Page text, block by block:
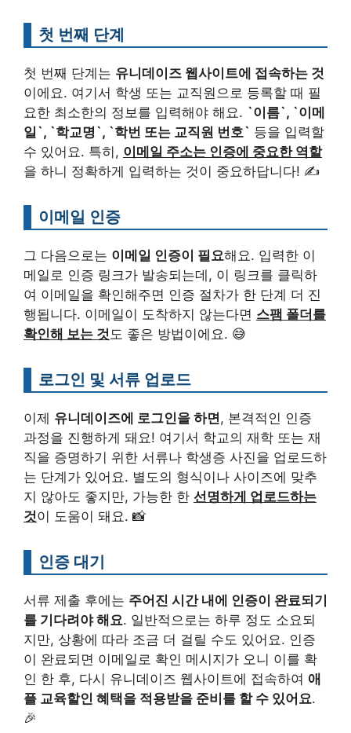
첫 번째 단계
첫 번째 단계는 유니데이즈 웹사이트에 접속하는 것
이에요. 여기서 학생 또는 교직원으로 등록할 때 필
요한 최소한의 정보를 입력해야 해요. `이름`, `이메
일`, `학교명`, `학번 또는 교직원 번호` 등을 입력할
수 있어요. 특히, 이메일 주소는 인증에 중요한 역할
을 하니 정확하게 입력하는 것이 중요하답니다! ✍️
이메일 인증
그 다음으로는 이메일 인증이 필요해요. 입력한 이
메일로 인증 링크가 발송되는데, 이 링크를 클릭하
여 이메일을 확인해주면 인증 절차가 한 단계 더 진
행됩니다. 이메일이 도착하지 않는다면 스팸 폴더를
확인해 보는 것 도 좋은 방법이에요. 😅
로그인 및 서류 업로드
이제 유니데이즈에 로그인을 하면, 본격적인 인증
과정을 진행하게 돼요! 여기서 학교의 재학 또는 재
직을 증명하기 위한 서류나 학생증 사진을 업로드하
는 단계가 있어요. 별도의 형식이나 사이즈에 맞추
지 않아도 좋지만, 가능한 한 선명하게 업로드하는
것이 도움이 돼요. 📸
인증 대기
서류 제출 후에는 주어진 시간 내에 인증이 완료되기
를 기다려야 해요. 일반적으로는 하루 정도 소요되
지만, 상황에 따라 조금 더 걸릴 수도 있어요. 인증
이 완료되면 이메일로 확인 메시지가 오니 이를 확
인 한 후, 다시 유니데이즈 웹사이트에 접속하여 애
플 교육할인 혜택을 적용받을 준비를 할 수 있어요.
🎉